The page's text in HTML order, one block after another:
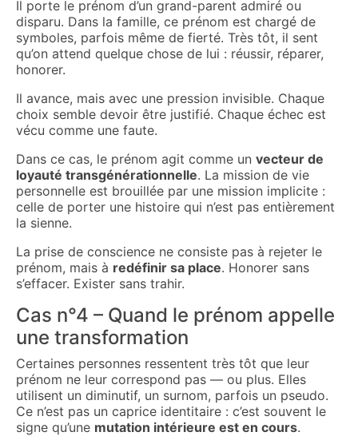
Il porte le prénom d’un grand-parent admiré ou
disparu. Dans la famille, ce prénom est chargé de
symboles, parfois même de fierté. Très tôt, il sent
qu’on attend quelque chose de lui : réussir, réparer,
honorer.
Il avance, mais avec une pression invisible. Chaque
choix semble devoir être justifié. Chaque échec est
vécu comme une faute.
Dans ce cas, le prénom agit comme un vecteur de
loyauté transgénérationnelle. La mission de vie
personnelle est brouillée par une mission implicite :
celle de porter une histoire qui n’est pas entièrement
la sienne.
La prise de conscience ne consiste pas à rejeter le
prénom, mais à redéfinir sa place. Honorer sans
s’effacer. Exister sans trahir.
Cas n°4 – Quand le prénom appelle
une transformation
Certaines personnes ressentent très tôt que leur
prénom ne leur correspond pas — ou plus. Elles
utilisent un diminutif, un surnom, parfois un pseudo.
Ce n’est pas un caprice identitaire : c’est souvent le
signe qu’une mutation intérieure est en cours.